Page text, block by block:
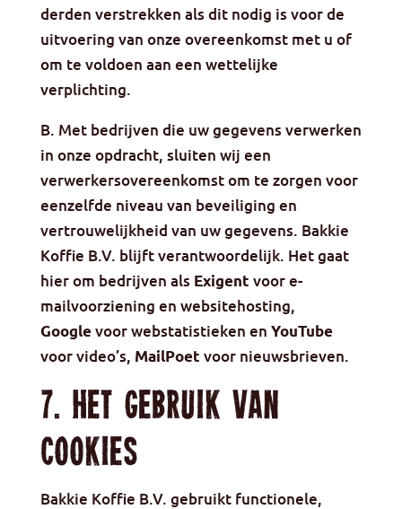
derden verstrekken als dit nodig is voor de
uitvoering van onze overeenkomst met u of
om te voldoen aan een wettelijke
verplichting.
B. Met bedrijven die uw gegevens verwerken
in onze opdracht, sluiten wij een
verwerkersovereenkomst om te zorgen voor
eenzelfde niveau van beveiliging en
vertrouwelijkheid van uw gegevens. Bakkie
Koffie B.V. blijft verantwoordelijk. Het gaat
hier om bedrijven als Exigent voor e-
mailvoorziening en websitehosting,
Googlevoor webstatistieken en YouTube
voor video’s, MailPoet voor nieuwsbrieven.
7. Het gebruik van
cookies
Bakkie Koffie B.V. gebruikt functionele,